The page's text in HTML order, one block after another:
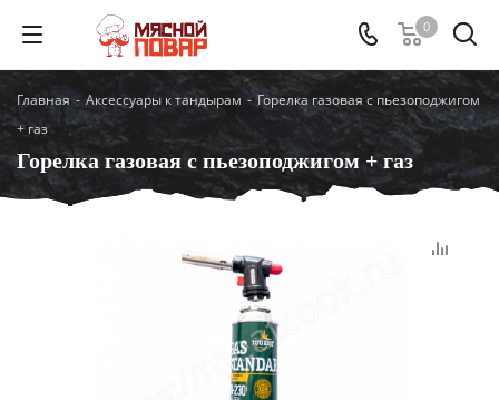
0
Главная - Аксессуары к тандырам - Горелка газовая с пьезоподжигом
+ газ
Горелка газовая с пьезоподжигом + газ